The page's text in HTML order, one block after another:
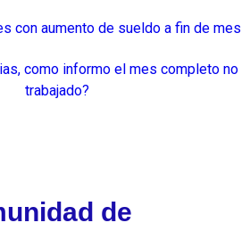
con aumento de sueldo a fin de mes
como informo el mes completo no
trabajado?
de